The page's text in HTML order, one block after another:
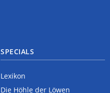
SPECIALS
Lexikon
Die Höhle der Löwen